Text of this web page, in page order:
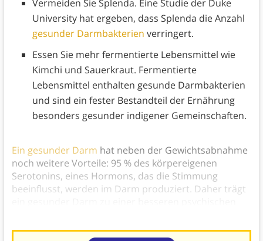
Vermeiden Sie Splenda. Eine Studie der Duke
University hat ergeben, dass Splenda die Anzahl
gesunder Darmbakterien verringert.
Essen Sie mehr fermentierte Lebensmittel wie
Kimchi und Sauerkraut. Fermentierte
Lebensmittel enthalten gesunde Darmbakterien
und sind ein fester Bestandteil der Ernährung
besonders gesunder indigener Gemeinschaften.
Ein gesunder Darm hat neben der Gewichtsabnahme
noch weitere Vorteile: 95 % des körpereigenen
Serotonins, eines Hormons, das die Stimmung
beeinflusst, werden im Darm produziert. Daher trägt